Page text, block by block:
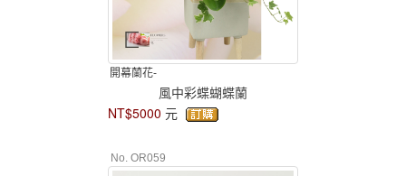
開幕蘭花-
風中彩蝶蝴蝶蘭
NT$5000 元
No. OR059